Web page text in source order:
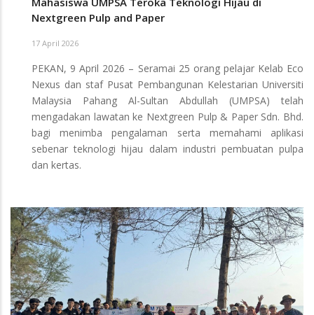
Nextgreen Pulp and Paper
17 April 2026
PEKAN, 9 April 2026 – Seramai 25 orang pelajar Kelab Eco
Nexus dan staf Pusat Pembangunan Kelestarian Universiti
Malaysia Pahang Al-Sultan Abdullah (UMPSA) telah
mengadakan lawatan ke Nextgreen Pulp & Paper Sdn. Bhd.
bagi menimba pengalaman serta memahami aplikasi
sebenar teknologi hijau dalam industri pembuatan pulpa
dan kertas.